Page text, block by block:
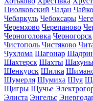
Циолковский Чадан
Чебаркуль Чебоксары
Черемхово Черепаново
Черноголовка Черногорск
Чистополь Чистяково
Чухлома Шагонар
Шахтерск Шахты
Шенкурск Шилка
Шумерля Шумиха Шуя
Щигры Щучье
Элиста Энгельс